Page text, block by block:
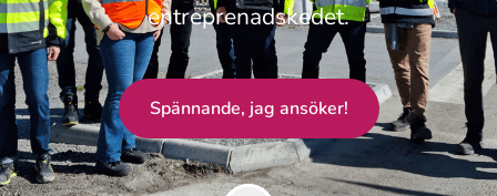
entreprenadskedet.
Spännande, jag ansöker!